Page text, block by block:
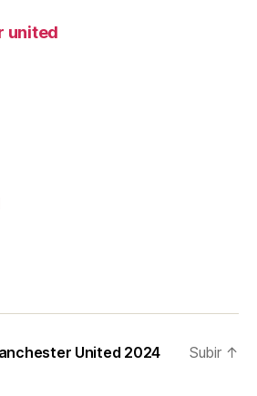
united
United 2024
Subir ↑